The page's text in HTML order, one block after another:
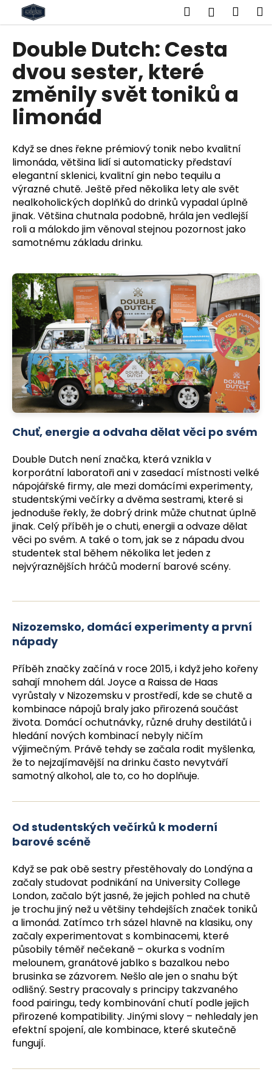
obsah
Hledat
Double Dutch: Cesta
dvou sester, které
změnily svět toniků a
limonád
Když se dnes řekne prémiový tonik nebo kvalitní
limonáda, většina lidí si automaticky představí
elegantní sklenici, kvalitní gin nebo tequilu a
výrazné chutě. Ještě před několika lety ale svět
nealkoholických doplňků do drinků vypadal úplně
jinak. Většina chutnala podobně, hrála jen vedlejší
roli a málokdo jim věnoval stejnou pozornost jako
samotnému základu drinku.
Chuť, energie a odvaha dělat věci po svém
Double Dutch není značka, která vznikla v
korporátní laboratoři ani v zasedací místnosti velké
nápojářské firmy, ale mezi domácími experimenty,
studentskými večírky a dvěma sestrami, které si
jednoduše řekly, že dobrý drink může chutnat úplně
jinak. Celý příběh je o chuti, energii a odvaze dělat
věci po svém. A také o tom, jak se z nápadu dvou
studentek stal během několika let jeden z
nejvýraznějších hráčů moderní barové scény.
Nizozemsko, domácí experimenty a první
nápady
Příběh značky začíná v roce 2015, i když jeho kořeny
sahají mnohem dál. Joyce a Raissa de Haas
vyrůstaly v Nizozemsku v prostředí, kde se chutě a
kombinace nápojů braly jako přirozená součást
života. Domácí ochutnávky, různé druhy destilátů i
hledání nových kombinací nebyly ničím
výjimečným. Právě tehdy se začala rodit myšlenka,
že to nejzajímavější na drinku často nevytváří
samotný alkohol, ale to, co ho doplňuje.
Od studentských večírků k moderní
barové scéně
Když se pak obě sestry přestěhovaly do Londýna a
začaly studovat podnikání na University College
London, začalo být jasné, že jejich pohled na chutě
je trochu jiný než u většiny tehdejších značek toniků
a limonád. Zatímco trh sázel hlavně na klasiku, ony
začaly experimentovat s kombinacemi, které
působily téměř nečekaně – okurka s vodním
melounem, granátové jablko s bazalkou nebo
brusinka se zázvorem. Nešlo ale jen o snahu být
odlišný. Sestry pracovaly s principy takzvaného
food pairingu, tedy kombinování chutí podle jejich
přirozené kompatibility. Jinými slovy – nehledaly jen
efektní spojení, ale kombinace, které skutečně
fungují.
o
C
o
p
o
t
ř
e
b
u
j
e
t
n
a
j
í
t
?
HLEDAT
D
o
p
o
r
u
č
u
j
m